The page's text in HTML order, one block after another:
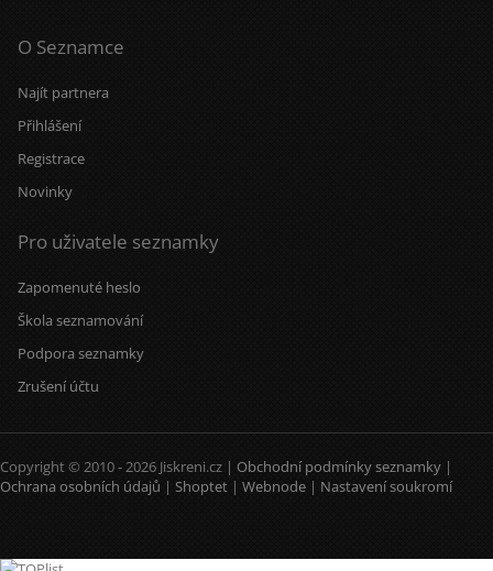
O Seznamce
Najít partnera
Přihlášení
Registrace
Novinky
Pro uživatele seznamky
Zapomenuté heslo
Škola seznamování
Podpora seznamky
Zrušení účtu
Copyright © 2010 - 2026 Jiskreni.cz | Obchodní podmínky seznamky |
Ochrana osobních údajů | Shoptet | Webnode | Nastavení soukromí